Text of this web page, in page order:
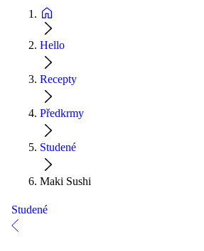
Hello
Recepty
Předkrmy
Studené
Maki Sushi
Studené